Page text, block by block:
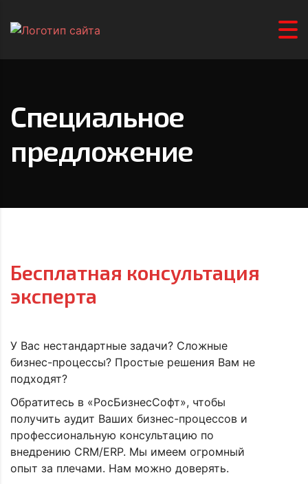
Специальное
предложение
Бесплатная консультация
эксперта
У Вас нестандартные задачи? Сложные
бизнес-процессы? Простые решения Вам не
подходят?
Обратитесь в «РосБизнесСофт», чтобы
получить аудит Ваших бизнес-процессов и
профессиональную консультацию по
внедрению CRM/ERP. Мы имеем огромный
опыт за плечами. Нам можно доверять.